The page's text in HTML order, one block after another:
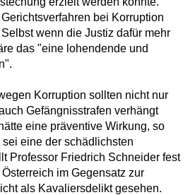
bei Korruption
wenn die Justiz dafür mehr
das "eine lohendende und
Korruption sollten nicht nur
Gefängnisstrafen verhängt
eine präventive Wirkung, so
eine der schädlichsten
Professor Friedrich Schneider fest
im Gegensatz zur
als Kavaliersdelikt gesehen.